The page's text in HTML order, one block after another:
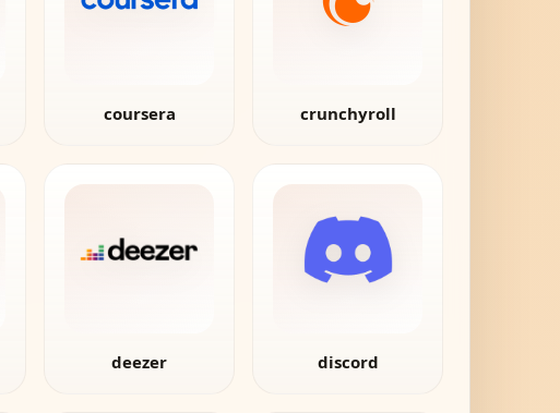
coursera crunchyroll
deezer discord